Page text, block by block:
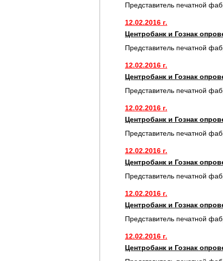
Представитель печатной
12.02.2016 г.
Центробанк и Гознак
Представитель печатной
12.02.2016 г.
Центробанк и Гознак
Представитель печатной
12.02.2016 г.
Центробанк и Гознак
Представитель печатной
12.02.2016 г.
Центробанк и Гознак
Представитель печатной
12.02.2016 г.
Центробанк и Гознак
Представитель печатной
12.02.2016 г.
Центробанк и Гознак